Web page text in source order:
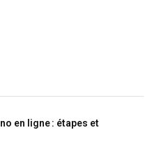
en ligne : étapes et